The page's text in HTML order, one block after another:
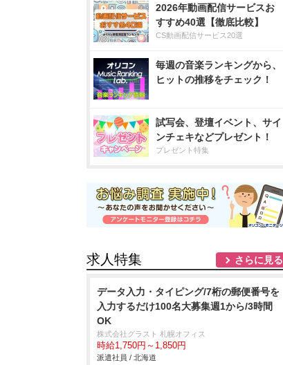
2026年動画配信サービスお
すすめ40選【徹底比較】
CS動画配信サービス20選
毎週の音楽ランキングから、
ヒットの推移をチェック！
試写会、登壇イベント、サイ
ンチェキなどプレゼント！
プレゼント特集
求人特集 さらに見る
データ入力・タイピング/7桁の郵便番号を
入力するだけ100名大募集週1から/3時間
OK
株式会社グラスト 札幌オフィス
時給1,750円～1,850円
派遣社員 / 北海道